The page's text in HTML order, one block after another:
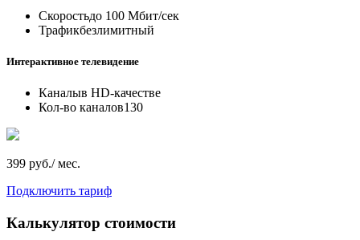
Скоростьдо 100 Мбит/сек
Трафикбезлимитный
Интерактивное телевидение
Каналыв HD-качестве
Кол-во каналов130
399 руб./ мес.
Подключить тариф
Калькулятор стоимости